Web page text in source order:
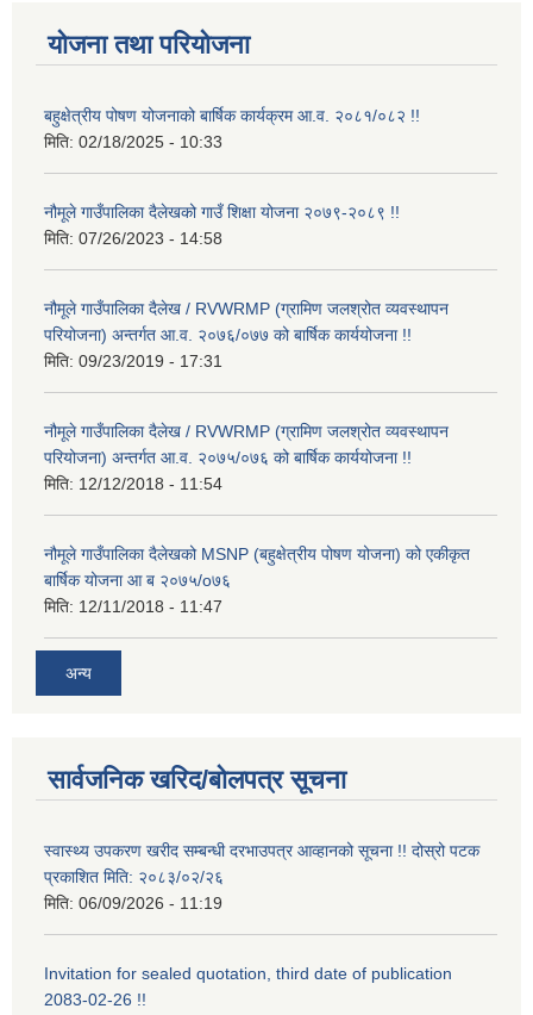
योजना तथा परियोजना
बहुक्षेत्रीय पोषण योजनाको बार्षिक कार्यक्रम आ.व. २०८१/०८२ !!
मिति: 02/18/2025 - 10:33
नौमूले गाउँपालिका दैलेखको गाउँ शिक्षा योजना २०७९-२०८९ !!
मिति: 07/26/2023 - 14:58
नौमूले गाउँपालिका दैलेख / RVWRMP (ग्रामिण जलश्रोत व्यवस्थापन
परियोजना) अन्तर्गत आ.व. २०७६/०७७ को बार्षिक कार्ययोजना !!
मिति: 09/23/2019 - 17:31
नौमूले गाउँपालिका दैलेख / RVWRMP (ग्रामिण जलश्रोत व्यवस्थापन
परियोजना) अन्तर्गत आ.व. २०७५/०७६ को बार्षिक कार्ययोजना !!
मिति: 12/12/2018 - 11:54
नौमूले गाउँपालिका दैलेखको MSNP (बहुक्षेत्रीय पोषण योजना) को एकीकृत
बार्षिक योजना आ ब २०७५/o७६
मिति: 12/11/2018 - 11:47
अन्य
सार्वजनिक खरिद/बोलपत्र सूचना
स्वास्थ्य उपकरण खरीद सम्बन्धी दरभाउपत्र आव्हानको सूचना !! दोस्रो पटक
प्रकाशित मिति: २०८३/०२/२६
मिति: 06/09/2026 - 11:19
Invitation for sealed quotation, third date of publication
2083-02-26 !!